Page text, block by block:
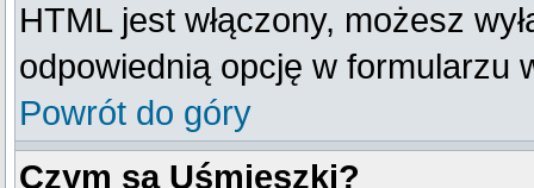
HTML jest włączony, możesz
odpowiednią opcję w formularzu
Powrót do góry
Czym są Uśmieszki?